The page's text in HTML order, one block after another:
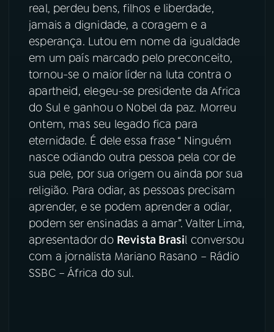
PODCASTS
06 VIDEOCASTS
ÚLTIMAS
08FESTIVAL DE MÚSICA
ACOMPANHE A RÁDIO NACIONAL
YouTube Facebook
Instagram X
TikTok
real, perdeu bens, filhos e liberdade,
jamais a dignidade, a coragem e a
esperança. Lutou em nome da igualdade
em um país marcado pelo preconceito,
tornou-se o maior líder na luta contra o
apartheid, elegeu-se presidente da Africa
do Sul e ganhou o Nobel da paz. Morreu
ontem, mas seu legado fica para
eternidade. É dele essa frase “ Ninguém
nasce odiando outra pessoa pela cor de
sua pele, por sua origem ou ainda por sua
religião. Para odiar, as pessoas precisam
aprender, e se podem aprender a odiar,
podem ser ensinadas a amar”. Valter Lima,
apresentador do Revista Brasil conversou
com a jornalista Mariano Rasano – Rádio
SSBC – África do sul.